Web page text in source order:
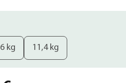
6 kg 11,4 kg